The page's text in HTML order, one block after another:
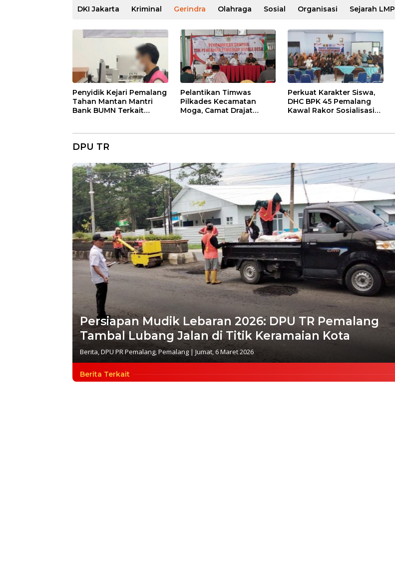
DKI Jakarta Kriminal Gerindra Olahraga Sosial Organisasi Sejarah LMP
Penyidik Kejari Pemalang
Tahan Mantan Mantri
Bank BUMN Terkait
Pelantikan Timwas
Pilkades Kecamatan
Moga, Camat Drajat
Perkuat Karakter Siswa,
DHC BPK 45 Pemalang
Kawal Rakor Sosialisasi
DPU TR
Persiapan Mudik Lebaran 2026: DPU TR Pemalang
Tambal Lubang Jalan di Titik Keramaian Kota
Berita,DPU PR Pemalang,Pemalang | Jumat, 6 Maret 2026
Berita Terkait